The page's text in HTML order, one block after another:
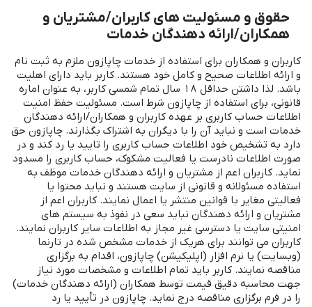
حقوق و مسئولیت های کاربران/مشتریان و
همکاران/ارائه دهندگان خدمات
کاربران و همکاران برای استفاده از خدمات چاپازون ملزم به ثبت نام و ارائه اطلاعات صحیح و کامل خود هستند. کاربر باید دارای اهلیت باشد. لذا داشتن حداقل ۱۸ سال تمام شمسی کاربر، به عنوان اماره قانونی، برای استفاده از چاپازون شرط است. مسئولیت حفظ امنیت اطلاعات حساب کاربری بر عهده کاربران و همکاران/ارائه دهندگان خدمات است و نباید آن را با دیگران به اشتراک بگذارند. چاپازون حق دارد به تشخیص خود اطلاعات حساب کاربری را تایید یا رد کند و در صورت اطلاعات نادرست یا فعالیت مشکوک، حساب کاربری را مسدود نماید. کاربران اعم از مشتریان و ارائه دهندگان خدمات موظف به استفاده مسئولانه و قانونی از سایت هستند و نباید محتوا یا فعالیتی مغایر با قوانین منتشر یا اعمال نمایند. کاربران اعم از مشتریان و ارائه دهندگان نباید سعی در نفوذ به سیستم های امنیتی سایت یا دسترسی غیر مجاز به اطلاعات سایر کاربران نمایند. کاربران می توانند برای هریک از خدمات مشخص شده در تارنما (وبسایت) یا نرم افزار (اپلیکیشن) چاپازون، اقدام به برگزاری مناقصه نمایند. کاربر باید تمام اطلاعات و مشخصات مورد نیاز جهت محاسبه دقیق قیمت توسط همکاران (ارائه دهندگان خدمات) را در فرم برگزاری مناقصه درج نماید. چاپازون در تأیید یا رد درخواست برگزاری مناقصه مجاز و مختار است. کاربر می پذیرد که مسئولیت تمام مواردی که در فرم درخواست برگزاری مناقصه درج نموده بر عهده وی بوده و در صورت درج هرگونه اطلاعات نادرست، مسئولیتی متوجه چاپازون و یا همکاران (ارائه دهندگان خدمات) نخواهد بود. همکاران/ارائه دهندگان خدمات می توانند با مشاهده و بررسی مشخصات کالا/خدمات درخواست شده توسط مشتریان، نسبت به محاسبه و اعلام قیمت پیشنهادی خود اقدام نمایند. برگزاری مناقصه برای اشخاص حقوقی که مشمول بند ب ماده 1 قانون برگزاری مناقصات باشند (قوای سه‌گانه جمهوری اسلامی ایران اعم از وزارتخانه، سازمانها و مؤسسات و شرکت‌های دولتی، مؤسسات انتفاعی وابسته به دولت، بانک‌‌ها و مؤسسات اعتباری دولتی، شرکت‌های بیمه دولتی، مؤسسات و نهادهای عمومی غیردولتی (در مواردی که آن بنیادها و نهادها از بودجه کل کشور استفاده می‌نمایند)، مؤسسات عمومی، بنیادها و نهادهای انقلاب اسلامی، شورای نگهبان قانون اساسی و همچنین دستگاه‌‌ها و واحدهایی که شمول قانون بر آنها مستلزم ذکر یا تصریح نام است، اعم از این ‌که قانون خاص خود را داشته یا از قوانین و مقررات عام تبعیت نمایند نظیر وزارت جهاد کشاورزی، شرکت ملی نفت ایران، شرکت ملی گاز ایران، شرکت ملی صنایع پتروشیمی ایران، سازمان گسترش و نوسازی صنایع ایران، سازمان بنادر و کشتیرانی جمهوری اسلامی ایران، سازمان توسعه و نوسازی معادن و صنایع مدنی ایران، سازمان صدا و سیمای جمهوری اسلامی ایران و شرکت‌های تابعه آنها) در سامانه چاپازون ممنوع بوده و فرایند برگزاری مناقصه توسط آنها باید مطابق مفاد مندرج در قانون برگزاری مناقصات طی گردد. این اشخاص تنها می توانند در صورت تمایل، علاوه بر درج در روزنامه های کثیر الانتشار و پایگاه ملی اطلاع رسانی مناقصات، از سامانه چاپازون تنها به عنوان یکی از روش‌های اطلاع رسانی مناقصه استفاده نمایند. بدیهی است فرایند گشایش پاکات و تعیین برنده مناقصه و سایر موارد مندرج در قانون برگزاری مناقصات از طریق مناقصه گزار انجام شده و چاپازون نه تنها هیچگونه نقشی در آن ایفا نمی‌نماید، بلکه هیچگونه مسئولیتی نیز در قبال اینگونه مناقصات نخواهد داشت. کاربر/مشتری می تواند سفارش خرید و یا طراحی و یا تولید محصول مورد نظر خود را از طریق سامانه چاپازون ثبت نموده و درخواست انجام آن از طریق سامانه چاپازون برای ارائه دهندگان خدمات ارسال خواهد شد. بدیهی است که چاپازون مستقیما هیچ گونه دخالتی در فرایند طراحی و تولید نداشته و تنها ایجاد کننده پل ارتباطی بین مشتریان و ارائه دهندگان خدمات است. بدین ترتیب هر سفارشی که از طریق سامانه چاپازون ثبت می گردد، یک قرارداد مستقل بین مشتری و ارائه دهنده خدمات است و خدمات چاپازون تنها زمینه ساز انعقاد این قرارداد میان مشتری و همکار/ارائه دهنده خدمات است. کاربر/مشتری موظف است هنگام ثبت درخواست سفارش قوانین و مقررات جمهوری اسلامی ایران و قوانین سامانه چاپازون را رعایت نموده و چاپازون در تأیید یا رد درخواست ثبت سفارش اختیار تام دارد. چاپازون با پیگیری مداوم و نظارت کامل بر نظرات کاربران/مشتریان در خصوص خدمات ارائه شده، سعی در فراهم ساختن بستری شفاف و سرعت بخشیدن و تسهیل خرید/طراحی/تولید سفارشات دارد. لیکن با توجه به نسبی بودن مفهوم کیفیت و مجزا بودن قرارداد مشتری با همکار/ارائه دهنده خدمات از توافق های چاپازون با کاربران، چاپازون هیچ گونه مسئولیتی اعم از مدنی و کیفری در قبال نوع و میزان کیفیت خدمات ارائه شده و وقایع و مشکلات احتمالی آتی آن در مقابل کاربران و اشخاص ثالث نخواهد داشت. خدمات چاپازون شامل ارائه بستری جهت اعلام مشخصات محصول درخواستی، نمایش پیشنهاد قیمت های اعلام شده، نمایش مشخصات همکاران/ارائه دهندگان خدمات، امکان مقایسه خدمات و قیمت های پیشنهادی، امکان ثبت مشخصات سفارش و دریافت مبلغ سفارش از کاربر/مشتری و پرداخت آن به ارائه دهنده خدمات هنگام تحویل سفارش خواهد بود. چاپازون همواره در تلاش برای بهبود بخشی خدمات خود و جلب رضایت کاربران و همکاران است. در همین راستا ممکن است ویژگی ها یا عملکردهایی را اضافه یا حذف کند، یا محدودیت ها را کاهش یا افزایش دهد. و همچنین ممکن است یکی از سرویس ها را به طور کامل متوقف کرده یا به حالت تعلیق در آورد. لذا ادامه استفاده کاربر/مشتری از خدمات چاپازون به معنای پذیرش این تغییرات خواهد بود. دانلود، نصب و ثبت‌نام در نرم‌افزارهای چاپازون رایگان است و هزینه‌ای که محاسبه و از مشتری دریافت می‌‌‌گردد، تنها مشتمل بر بهای خدمات ارائه‌‌شده توسط همکار/ارائه دهنده خدمات است. بدیهی است فراهم ‌آوردن ملزومات این استفاده از جمله اینترنت مورد نیاز و سیستم ‌های الکترونیکی هوشمند تماماً به‌ عهده‌ی کاربر خواهد بود. مبلغ نهایی سفارش بر اساس مشخصات خدمات درخواست شده توسط کاربر/مشتری و پیشنهاد قیمت های اعلام شده توسط همکاران/ارائه دهندگان خدمات و انتخاب کاربر/مشتری از بین یکی از قیمت های پیشنهادی است. لذا بعد از انتخاب یکی از پیشنهادها توسط کاربر/مشتری و تشکیل سفارش خرید/طراحی/تولید محصول و یا اجرای خدمات، قیمت اعلام شده توسط همکار/ارائه دهنده خدمات قیمت قطعی محسوب شده و با احتساب خدمات اضافی که کاربر/مشتری می تواند یک یا تعدادی از آنها را انتخاب نماید قابل پرداخت توسط کاربر/مشتری خواهد بود. در این حالت کاربر/مشتری و همکار/ارائه دهنده خدمات، حق هرگونه اعمال تغییر و اعتراض در این خصوص، ولو به استناد خیارات را از خود سلب و اسقاط می نمایند. لازم به ذکر است قطعی شدن قیمت ها منوط به نهایی شدن سفارش و پرداخت آن در سامانه چاپازون است. در صورتی که مراحل سفارش طی شده اما نهایی کردن و پرداخت آن معلق بماند و یا فرایند خرید/طراحی/تولید سفارش در فضایی خارج از سامانه چاپازون و بدون اطلاع چاپازون پیگیری شود؛ و یا هرگونه مراوده مالی بین کاربر/مشتری و همکار/ارائه دهنده خدمات بدون اطلاع چاپازون صورت پذیرد، چاپازون هیچ گونه مسئولیتی در قبال آن سفارش نخواهد داشت. کاربر می‌پذیرد تمامی تغییرات، الحاقات و اصلاحاتی را که توسط شرکت در تارنمای چاپازون به‌روزرسانی می‌گردد و یا از طریق پیامک، رایانامه، نرم‌افزارهای چاپازون و یا هر شیوه‌ی متعارف دیگر در خصوص استفاده از خدمات چاپازون و شرایط آن ارسال‌‌ می‌گردد را مطالعه نماید. لذا هرگونه استفاده از چاپازون به منزله‌ی اطلاع کامل و موافقت با موارد مذکور خواهد بود. کاربر می‌‌پذیرد که قرارداد حاضر یک قرارداد قابل رجوع و جایز از سوی شرکت است و شرکت می‌‌تواند هر زمان تنها به صلاحدید خود و بدون دلیل، یک حساب کاربری را مسدود کند و مانع استفاده‌ی کاربر از خدمات چاپازون گردد. در مواقع خاص چاپازون برای رضایت بیشتر و رفاه حال کاربران طرح‌های تشویقی و تخفیف‌های متفاوتی در نظر می‌گیرد. با این‌ وجود ضروری است کاربر شرایط استفاده از هر تخفیف و یا طرح‌های تشویقی را به‌ صورت مجزا مطالعه کرده و تاریخ انقضای هر تخفیف را بررسی نماید. در صورت کوتاهی و اشتباه کاربر در استفاده از طرح‌های تخفیفی چاپازون مسئول نخواهد بود. تا زمانی که تخفیف مذکور به طور صحیح و کامل اعمال نشده ‌باشد، انقضا و تغییر آن از طرف چاپازون ممکن می‌باشد. کاربر می‌‌پذیرد که بسته‌های تشویقی اختصاصی، برای استفاده‌ی شخصی وی در نظر گرفته شده و به همین دلیل می‌‌بایست از انتقال و فروش آن‌ها اجتناب نماید. به‌علاوه اعتبار ناشی از بسته‌های تشویقی غیرقابل‌ تبدیل به وجه نقد است و از این رو کاربر نمی‌‌تواند وجه معادل بسته‌های تشویقی را از شرکت مطالبه نماید. با توجه به ماهیت خدمات چاپازون، کاربر می‌پذیرد که اطلاعات لازم ازجمله آدرس و شماره‌ تماس معتبر و سایر اطلاعاتی که برای تکمیل ارائه‌ی خدمات ضروری باشد را، با علم به این موضوع که برخی از این اطلاعات در اختیار همکار/ارائه دهنده خدمات و یا مشتری مخاطب سفارش قرار خواهد گرفت، با رضایت کامل در اختیار چاپازون قرار دهد. کاربر می‌پذیرد که پس از اتمام خدمت از اطلاعاتی که در نتیجه‌ی استفاده از خدمات چاپازون کسب نموده‌ است استفاده نکند و از ذخیره‌ی این اطلاعات به هر شکل اجتناب نماید. هرگونه استفاده‌ی مستقیم یا غیرمستقیم از اطلاعات مذکور که از محدوده‌ی اهداف و خدمات چاپازون خارج باشد، تخطی محسوب شده و مسئولیت آن تماماً به‌عهده‌ی فرد خاطی بوده است و حق پیگیری از طریق پلیس فتا و سایر مراجع قضایی ذی‌صلاح را برای چاپازون